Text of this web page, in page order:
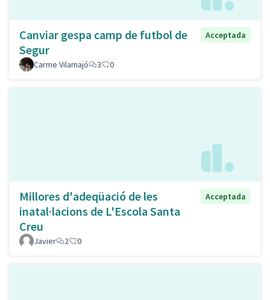
Canviar gespa camp de futbol de
Segur
Acceptada
Carme Vilamajó 3 0
Millores d'adeqüació de les
inatal·lacions de L'Escola Santa
Creu
Acceptada
Javier 2 0